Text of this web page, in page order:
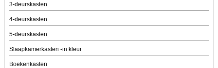
3-deurskasten
4-deurskasten
5-deurskasten
Slaapkamerkasten -in kleur
Boekenkasten